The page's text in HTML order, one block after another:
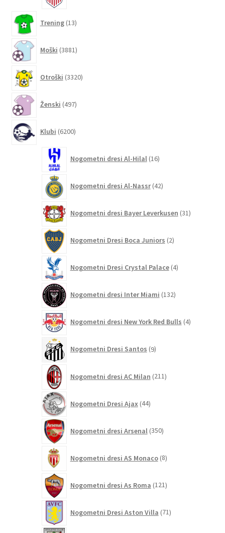
Trening 13izdelkov
Moški 3881izdelkov
Otroški 3320izdelkov
Ženski 497izdelkov
Klubi 6200izdelkov
Nogometni dresi Al-Hilal 16izdelkov
Nogometni dresi Al-Nassr 42izdelkov
Nogometni dresi Bayer Leverkusen 31izdelkov
Nogometni Dresi Boca Juniors 2izdelka
Nogometni Dresi Crystal Palace 4izdelki
Nogometni dresi Inter Miami 132izdelkov
Nogometni dresi New York Red Bulls 4izdelki
Nogometni Dresi Santos 9izdelkov
Nogometni dresi AC Milan 211izdelkov
Nogometni Dresi Ajax 44izdelkov
Nogometni dresi Arsenal 350izdelkov
Nogometni dresi AS Monaco 8izdelkov
Nogometni dresi As Roma 121izdelkov
Nogometni Dresi Aston Villa 71izdelkov